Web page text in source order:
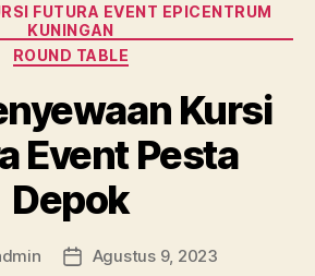
FUTURA EVENT EPICENTRUM
KUNINGAN
ROUND TABLE
Kursi
Event Pesta
Depok
Tanggal
Agustus 9, 2023